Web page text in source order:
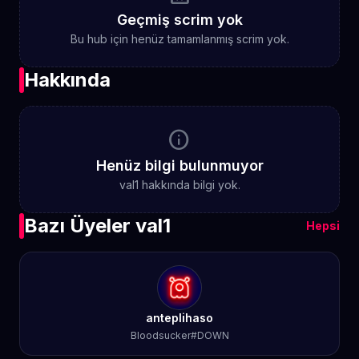
Geçmiş scrim yok
Bu hub için henüz tamamlanmış scrim yok.
Hakkında
info
Henüz bilgi bulunmuyor
val1 hakkında bilgi yok.
Bazı Üyeler val1 Hepsi
anteplihaso
Bloodsucker#DOWN